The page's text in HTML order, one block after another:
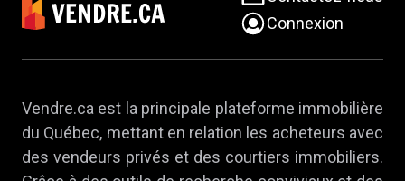
Connexion
Vendre.ca est la principale plateforme immobilière
du Québec, mettant en relation les acheteurs avec
des vendeurs privés et des courtiers immobiliers.